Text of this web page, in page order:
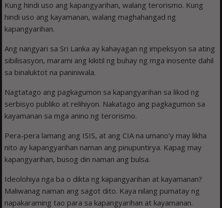
Kung hindi uso ang kapangyarihan, walang terorismo. Kung
hindi uso ang kayamanan, walang maghahangad ng
kapangyarihan.
Ang nangyari sa Sri Lanka ay kahayagan ng impeksyon sa ating
sibilisasyon, marami ang kikitil ng buhay ng mga inosente dahil
sa binaluktot na paniniwala.
Nagtatago ang pag­kagumon sa kapangyarihan sa likod ng
serbisyo publiko at relihiyon. Nakatago ang pagkagumon sa
kayamanan sa mga anino ng terorismo.
Pera-pera lamang ang ISIS, at ang CIA na umano’y may likha
nito ay kapangyarihan naman ang pinupuntirya. Kapag may
kapangyarihan, busog din naman ang bulsa.
Ideolohiya nga ba o dikta ng kapangyarihan at kayamanan?
Maliwa­nag naman ang sagot dito. Kaya nilang pumatay ng
napakaraming tao para sa kapangyarihan at ka­yamanan.